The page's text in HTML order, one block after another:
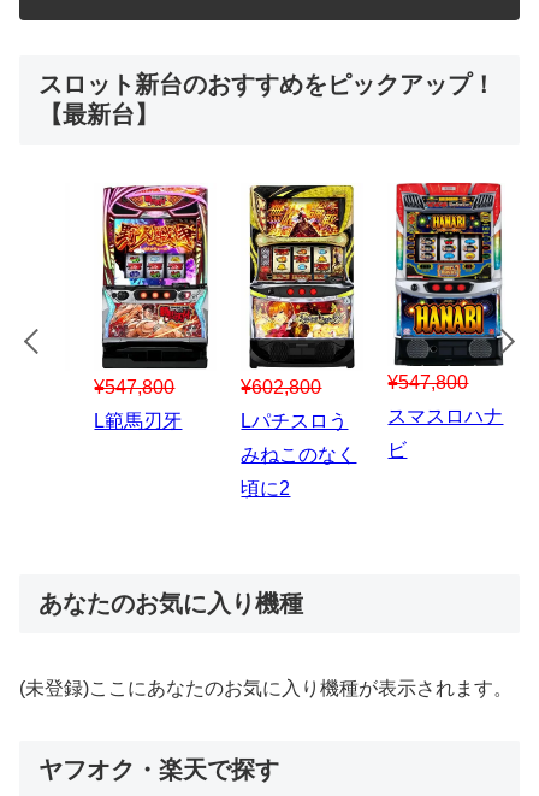
スロット新台のおすすめをピックアップ！
【最新台】
¥547,800
スマスロハナ
¥150,000
スマスロ秘宝
¥1,867,800
Lパチスロ 炎
炎ノ消防隊2
あなたのお気に入り機種
(未登録)ここにあなたのお気に入り機種が表示されます。
ヤフオク・楽天で探す